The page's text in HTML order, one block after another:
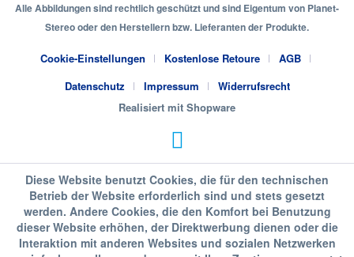
Alle Abbildungen sind rechtlich geschützt und sind Eigentum von Planet-
Stereo oder den Herstellern bzw. Lieferanten der Produkte.
Cookie-Einstellungen Kostenlose Retoure
AGB
Datenschutz
Impressum
Widerrufsrecht
Realisiert mit Shopware
Diese Website benutzt Cookies, die für den technischen
Betrieb der Website erforderlich sind und stets gesetzt
werden. Andere Cookies, die den Komfort bei Benutzung
dieser Website erhöhen, der Direktwerbung dienen oder die
Interaktion mit anderen Websites und sozialen Netzwerken